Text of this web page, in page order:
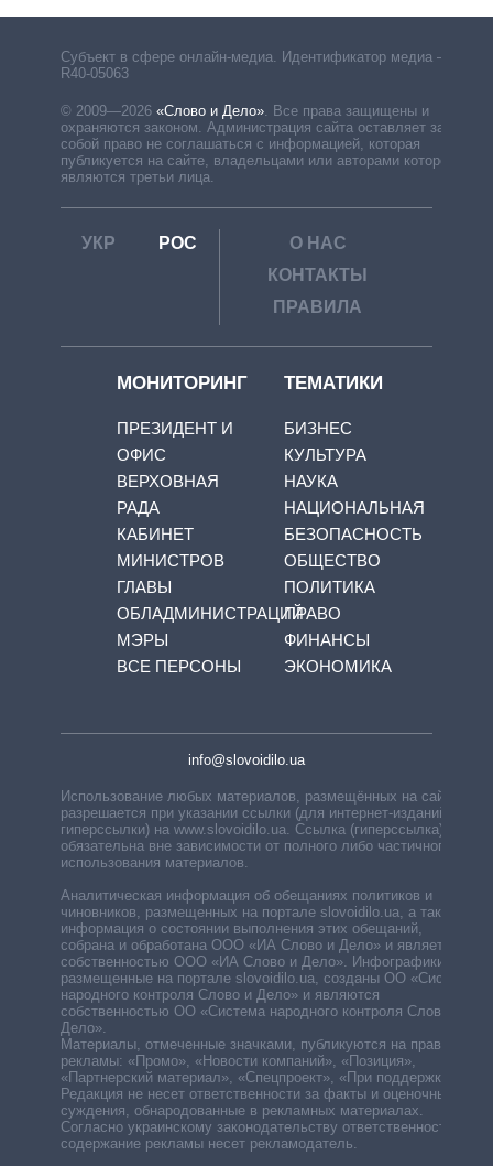
Субъект в сфере онлайн-медиа. Идентификатор медиа –
R40-05063
© 2009—2026 «Слово и Дело». Все права защищены и
охраняются законом. Администрация сайта оставляет за
собой право не соглашаться с информацией, которая
публикуется на сайте, владельцами или авторами которой
являются третьи лица.
УКР РОС
О НАС
КОНТАКТЫ
ПРАВИЛА
МОНИТОРИНГ
ПРЕЗИДЕНТ И
ОФИС
ВЕРХОВНАЯ
РАДА
КАБИНЕТ
МИНИСТРОВ
ГЛАВЫ
ОБЛАДМИНИСТРАЦИЙ
МЭРЫ
ВСЕ ПЕРСОНЫ
ТЕМАТИКИ
БИЗНЕС
КУЛЬТУРА
НАУКА
НАЦИОНАЛЬНАЯ
БЕЗОПАСНОСТЬ
ОБЩЕСТВО
ПОЛИТИКА
ПРАВО
ФИНАНСЫ
ЭКОНОМИКА
info@slovoidilo.ua
Использование любых материалов, размещённых на сайте,
разрешается при указании ссылки (для интернет-изданий —
гиперссылки) на www.slovoidilo.ua. Ссылка (гиперссылка)
обязательна вне зависимости от полного либо частичного
использования материалов.
Аналитическая информация об обещаниях политиков и
чиновников, размещенных на портале slovoidilo.ua, а также
информация о состоянии выполнения этих обещаний,
собрана и обработана ООО «ИА Слово и Дело» и является
собственностью ООО «ИА Слово и Дело». Инфографики,
размещенные на портале slovoidilo.ua, созданы ОО «Система
народного контроля Слово и Дело» и являются
собственностью ОО «Система народного контроля Слово и
Дело».
Материалы, отмеченные значками, публикуются на правах
рекламы: «Промо», «Новости компаний», «Позиция»,
«Партнерский материал», «Спецпроект», «При поддержке».
Редакция не несет ответственности за факты и оценочные
суждения, обнародованные в рекламных материалах.
Согласно украинскому законодательству ответственность за
содержание рекламы несет рекламодатель.